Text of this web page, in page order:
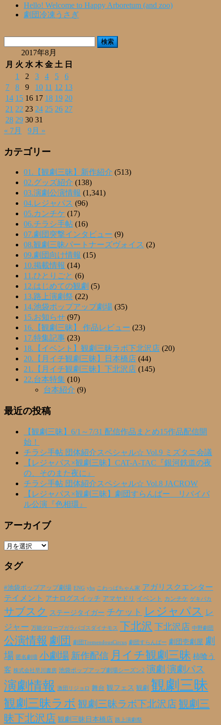
Hello! Welcome to Happy Arboretum (and zoo)
劇団冷凍うさぎ
2017年8月
月 火 水 木 金 土 日
1
2 3 4 5
6
7
8 9 10 11 12 13
14 15 16 17 18 19 20
21 22 23 24 25 26 27
28 29 30 31
« 7月
9月 »
カテゴリー
01.【観劇三昧】新作紹介 (513)
02.グッズ紹介 (138)
03.演劇公演情報 (1,341)
04.レジャパス (96)
05.カンチケ (17)
06.チラシ手帖 (16)
07.劇団突撃インタビュー (9)
08.観劇三昧パートナーズヴォイス (2)
09.劇団向け情報 (15)
10.掲載情報 (14)
11.ひとりごと (6)
12.はじめての観劇 (5)
13.路上演劇祭 (22)
14.池袋ポップアップ劇場 (35)
15.お知らせ (97)
16.【観劇三昧】 作品レビュー (23)
17.特集記事 (23)
18.【イベント】観劇三昧ラボ下北沢店 (20)
20.【月イチ観劇三昧】日本橋店 (44)
21.【月イチ観劇三昧】下北沢店 (145)
22.台本特集 (10)
台本紹介 (9)
最近の投稿
【観劇三昧】6/1～7/31 配信作品まとめ15作品配信開
始！
チラシ手帖 団体紹介スペシャル☆ Vol.9 ミズタニ会議
【レジャパス×観劇三昧】CAT-A-TAC『銀河鉄道の夜
の、そのまた夜に』
チラシ手帖 団体紹介スペシャル☆ Vol.8 JACROW
【レジャパス×観劇三昧】劇団すらんばー リバイバ
ル公演『色相環』
アーカイブ
ア
カ
ブ
タグ
#池袋ポップアップ劇場 ENG yhs こわっぱちゃん家 アガリスクエンター
テイメント アナログスイッチ アマヤドリ イベント カンチケ ゲキバカ
サブスク ステージタイガー チケット レジャパス レ
ジャー 万能グローブガラパゴスダイナモス 下北沢 下北沢店 中野劇団
公演情報 劇団 劇団TremendousCircus 劇団すらんばー 劇団壱劇屋 劇
場 匿名劇壇 小劇場 新作配信 月イチ観劇三昧 柿喰う
客 株式会社早川書房 池袋ポップアップ劇場シーズン2 演劇 演劇パス
演劇情報 激団リジョロ 舞台 観フェス 観劇 観劇三昧
観劇三昧ラボ 観劇三昧ラボ下北沢店観劇三
昧下北沢店 観劇三昧日本橋店 路上演劇祭